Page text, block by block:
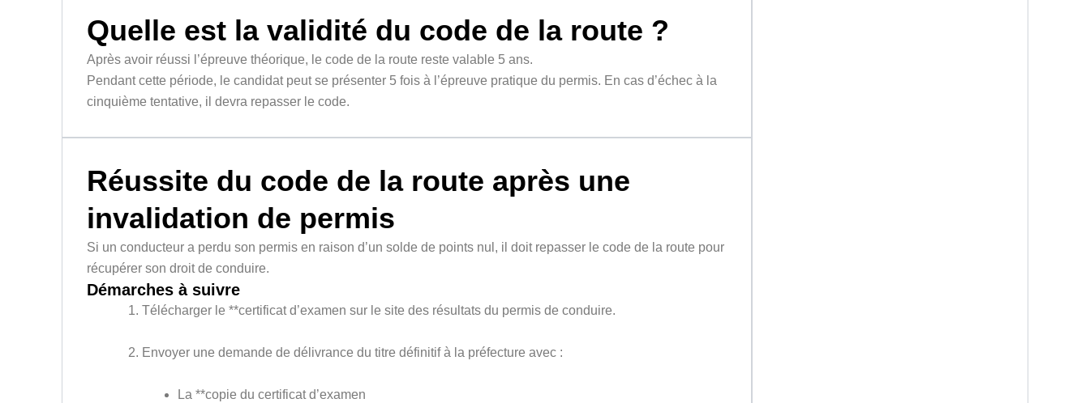
Quelle est la validité du code de la route ?
Après avoir réussi l’épreuve théorique, le code de la route reste valable 5 ans.
Pendant cette période, le candidat peut se présenter 5 fois à l’épreuve pratique du permis. En cas d’échec à la
cinquième tentative, il devra repasser le code.
Réussite du code de la route après une
invalidation de permis
Si un conducteur a perdu son permis en raison d’un solde de points nul, il doit repasser le code de la route pour
récupérer son droit de conduire.
Démarches à suivre
Télécharger le **certificat d’examen sur le site des résultats du permis de conduire.
Envoyer une demande de délivrance du titre définitif à la préfecture avec :
La **copie du certificat d’examen